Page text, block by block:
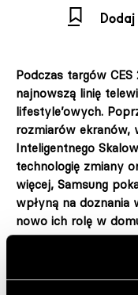
Podczas targów CES
najnowszą linię
lifestyle’owych.
rozmiarów ekranów,
Inteligentnego
technologię zmiany
więcej, Samsung
wpłyną na doznania
nowo ich rolę w
– Użytkownicy
pracować, ćwiczyć